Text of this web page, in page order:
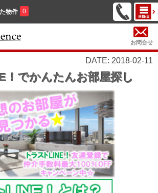
物件 0
お問合せ
DATE: 2018-02-11
！でかんたんお部屋探し